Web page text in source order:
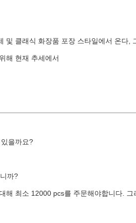
및 클래식 화장품 포장 스타일에서 온다,
해 현재 추세에서
을까요?
까?
해 최소 12000 pcs를 주문해야합니다.